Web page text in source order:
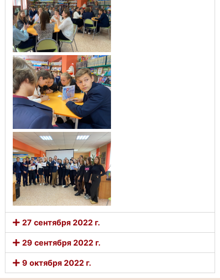
27 сентября 2022 г.
29 сентября 2022 г.
9 октября 2022 г.